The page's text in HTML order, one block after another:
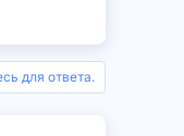
для ответа.